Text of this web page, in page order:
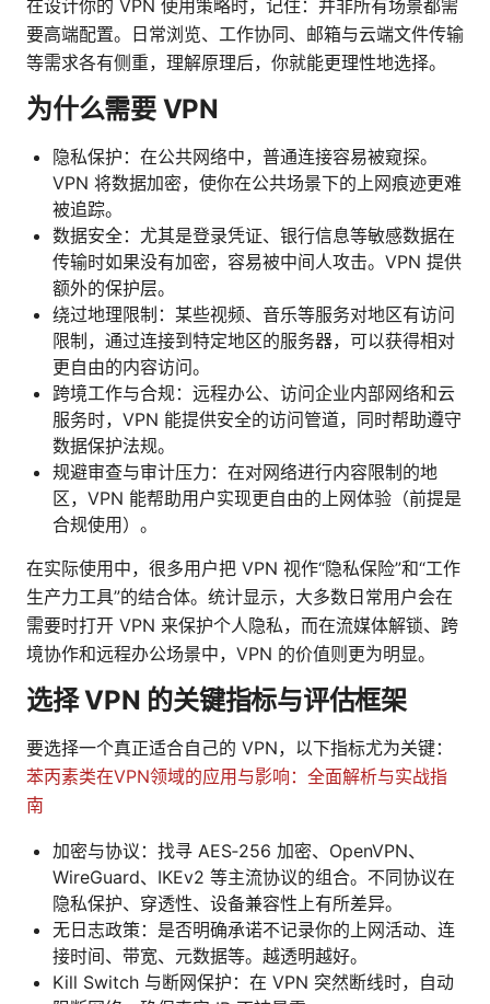
在设计你的 VPN 使用策略时，记住：并非所有场景都需
要高端配置。日常浏览、工作协同、邮箱与云端文件传输
等需求各有侧重，理解原理后，你就能更理性地选择。
为什么需要 VPN
隐私保护：在公共网络中，普通连接容易被窥探。
VPN 将数据加密，使你在公共场景下的上网痕迹更难
被追踪。
数据安全：尤其是登录凭证、银行信息等敏感数据在
传输时如果没有加密，容易被中间人攻击。VPN 提供
额外的保护层。
绕过地理限制：某些视频、音乐等服务对地区有访问
限制，通过连接到特定地区的服务器，可以获得相对
更自由的内容访问。
跨境工作与合规：远程办公、访问企业内部网络和云
服务时，VPN 能提供安全的访问管道，同时帮助遵守
数据保护法规。
规避审查与审计压力：在对网络进行内容限制的地
区，VPN 能帮助用户实现更自由的上网体验（前提是
合规使用）。
在实际使用中，很多用户把 VPN 视作“隐私保险”和“工作
生产力工具”的结合体。统计显示，大多数日常用户会在
需要时打开 VPN 来保护个人隐私，而在流媒体解锁、跨
境协作和远程办公场景中，VPN 的价值则更为明显。
选择 VPN 的关键指标与评估框架
要选择一个真正适合自己的 VPN，以下指标尤为关键：
苯丙素类在VPN领域的应用与影响：全面解析与实战指
南
加密与协议：找寻 AES‑256 加密、OpenVPN、
WireGuard、IKEv2 等主流协议的组合。不同协议在
隐私保护、穿透性、设备兼容性上有所差异。
无日志政策：是否明确承诺不记录你的上网活动、连
接时间、带宽、元数据等。越透明越好。
Kill Switch 与断网保护：在 VPN 突然断线时，自动